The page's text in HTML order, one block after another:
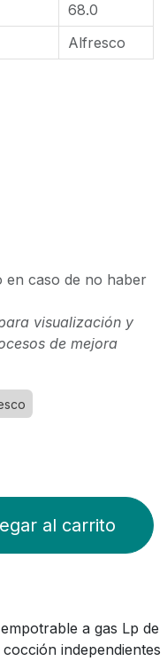
68.0
Alfresco
en caso de no haber
visualización y
de mejora
al carrito
a gas Lp de
independientes